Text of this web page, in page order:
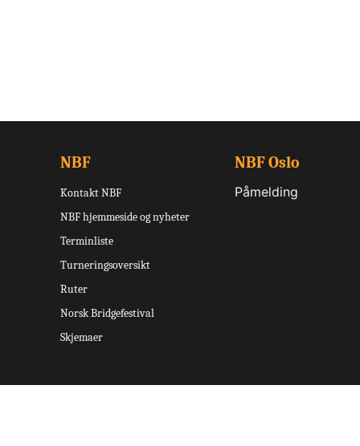
NBF
Kontakt NBF
NBF hjemmeside og nyheter
Terminliste
Turneringsoversikt
Ruter
Norsk Bridgefestival
Skjemaer
NBF Oslo
Påmelding